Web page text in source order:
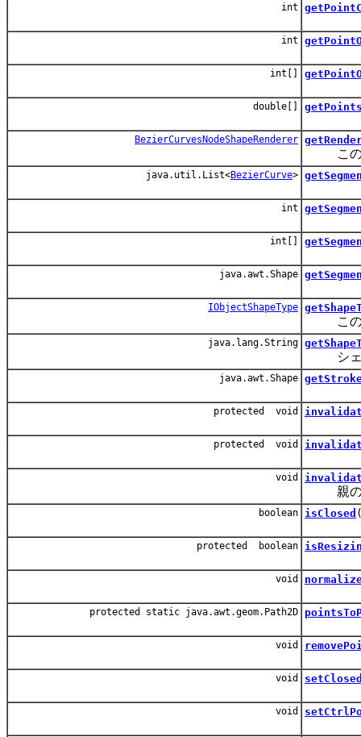
int
int
int[]
double[]
BezierCurvesNodeShapeRenderer
このシ
java.util.List<BezierCurve>
int
int[]
java.awt.Shape
IObjectShapeType
このシ
java.lang.String
シェイ
java.awt.Shape
protected void
protected void
void
親のグ
boolean isClosed
protected boolean
void
protected static java.awt.geom.Path2D
void
void
void